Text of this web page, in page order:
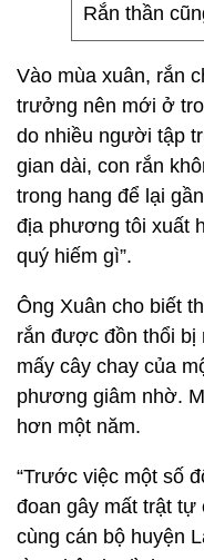
Rắn thần
Vào mùa xuân, rắn
trưởng nên mới ở
do nhiều người tập
gian dài, con rắn
trong hang để lại
địa phương tôi xuất
quý hiếm gì”.
Ông Xuân cho biết
rắn được đồn thổi bị
mấy cây chay của
phương giâm nhờ.
hơn một năm.
“Trước việc một số
đoan gây mất trật
cùng cán bộ huyện